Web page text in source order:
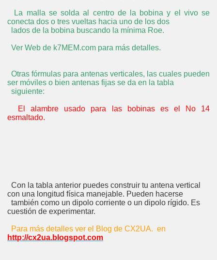
La malla se solda al centro de la bobina y el vivo se
conecta dos o tres vueltas hacia uno de los dos
lados de la bobina buscando la mínima Roe.
Ver Web de k7MEM.com para más detalles.
Otras fórmulas para antenas verticales, las cuales pueden
ser móviles o bien antenas fijas se da en la tabla
siguiente:
El alambre usado para las bobinas es el No 14
esmaltado.
Con la tabla anterior puedes construir tu antena vertical
con una longitud física manejable. Pueden hacerse
también como un dipolo corriente o un dipolo rígido. Es
cuestión de experimentar.
Para más detalles ver el Blog de CX2UA. en
http://cx2ua.blogspot.com